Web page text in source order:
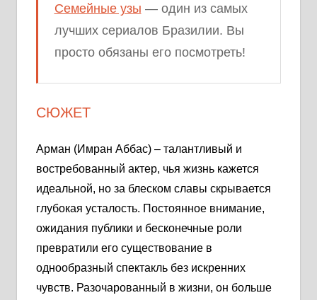
Семейные узы — один из самых
лучших сериалов Бразилии. Вы
просто обязаны его посмотреть!
СЮЖЕТ
Арман (Имран Аббас) – талантливый и
востребованный актер, чья жизнь кажется
идеальной, но за блеском славы скрывается
глубокая усталость. Постоянное внимание,
ожидания публики и бесконечные роли
превратили его существование в
однообразный спектакль без искренних
чувств. Разочарованный в жизни, он больше